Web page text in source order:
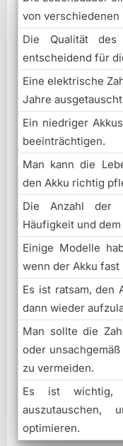
von verschiedenen
Die Qualität
entscheidend für
Eine elektrische
Jahre
Ein niedriger
beeinträchtigen.
Man kann die
den Akku richtig
Die Anzahl der
Häufigkeit und
Einige Modelle
wenn der Akku fast
Es ist ratsam, den
dann wieder
Man sollte die
oder
zu vermeiden.
Es ist wichtig,
auszutauschen,
optimieren.